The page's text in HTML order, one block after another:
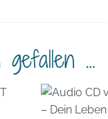
gefallen …